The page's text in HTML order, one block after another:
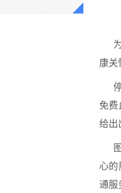
康关
免费
给出
心的
通服